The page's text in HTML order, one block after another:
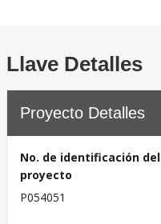
Llave Detalles
Proyecto Detalles
No. de identificación del
proyecto
P054051